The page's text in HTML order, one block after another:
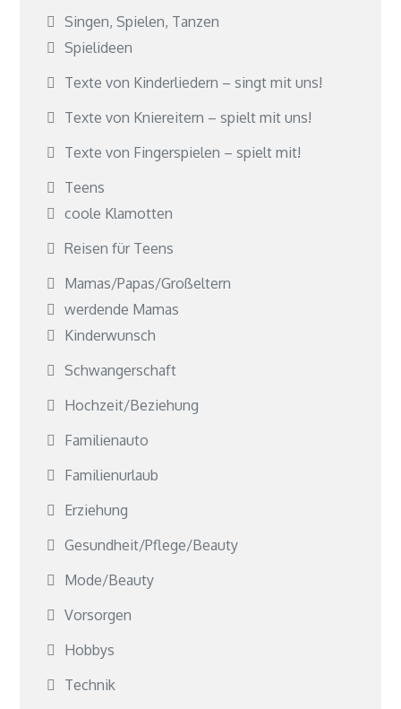
Singen, Spielen, Tanzen
Spielideen
Texte von Kinderliedern – singt mit uns!
Texte von Kniereitern – spielt mit uns!
Texte von Fingerspielen – spielt mit!
Teens
coole Klamotten
Reisen für Teens
Mamas/Papas/Großeltern
werdende Mamas
Kinderwunsch
Schwangerschaft
Hochzeit/Beziehung
Familienauto
Familienurlaub
Erziehung
Gesundheit/Pflege/Beauty
Mode/Beauty
Vorsorgen
Hobbys
Technik